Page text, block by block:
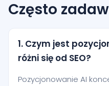
Często
1. Czym jest
różni się od SEO?
Pozycjonowanie AI